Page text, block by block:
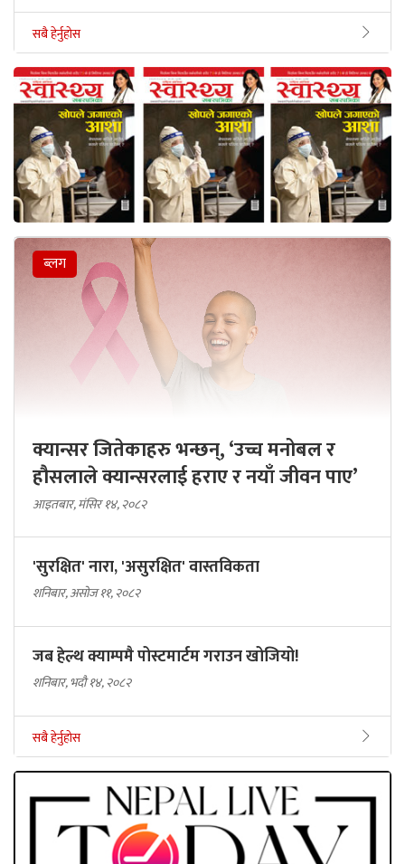
सबै हेर्नुहोस
ब्लग
क्यान्सर जितेकाहरु भन्छन्, ‘उच्च मनोबल र
हौसलाले क्यान्सरलाई हराए र नयाँ जीवन पाए’
आइतबार, मंसिर १४, २०८२
'सुरक्षित' नारा, 'असुरक्षित' वास्तविकता
शनिबार, असोज ११, २०८२
जब हेल्थ क्याम्पमै पोस्टमार्टम गराउन खोजियो!
शनिबार, भदौ १४, २०८२
सबै हेर्नुहोस